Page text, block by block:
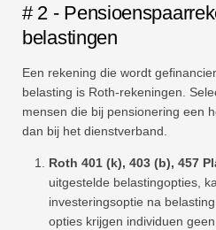
# 2 -
belastingen
Een rekening die wordt
belasting is Roth-rekeningen.
mensen die bij pensionering een
dan bij het dienstverband.
Roth 401 (k), 403 (b), 457
uitgestelde belastingopties,
investeringsoptie na
opties krijgen individuen